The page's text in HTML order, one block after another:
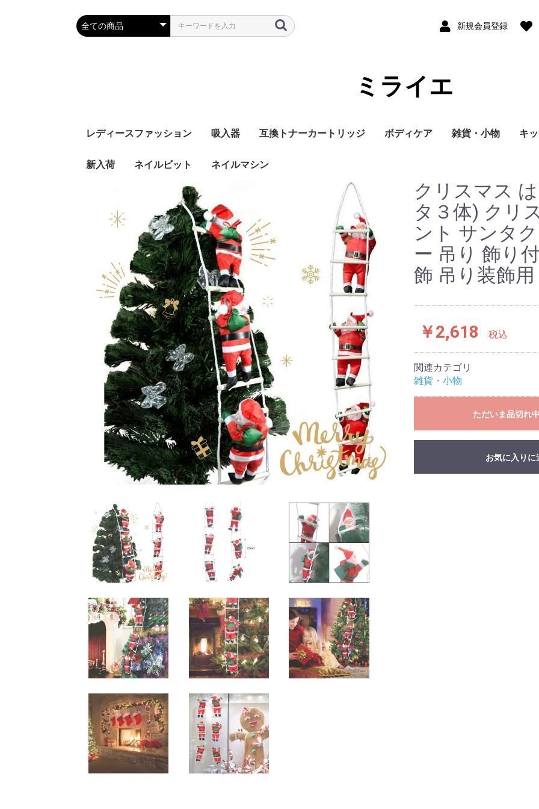
新規会員登録
ミライエ
レディースファッション 吸入器 互換トナーカートリッジ ボディケア 雑貨・小物 キ
新入荷 ネイルビット
セットビット
ネイルマシン
クリスマス
タ３体) クリ
ント サンタ
ー 吊り 飾り
飾 吊り装飾用
￥2,618 税込
関連カテゴリ
雑貨・小物
ただいま品切れ中
お気に入りに